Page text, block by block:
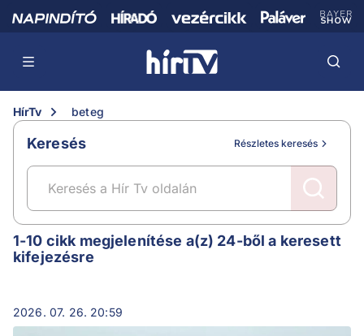
HírTv beteg
Keresés Részletes keresés
beteg
1-10 cikk megjelenítése a(z) 24-ből a keresett
kifejezésre
2026. 07. 26. 20:59